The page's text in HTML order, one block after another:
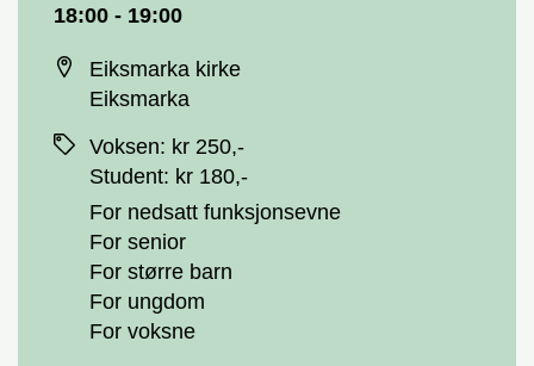
18:00 - 19:00
Eiksmarka kirke
Eiksmarka
Voksen: kr 250,-
Student: kr 180,-
For nedsatt funksjonsevne
For senior
For større barn
For ungdom
For voksne